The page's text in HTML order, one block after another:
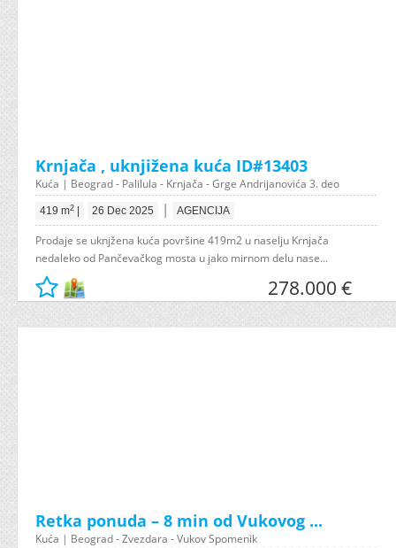
Krnjača , uknjižena kuća ID#13403
Kuća | Beograd - Palilula - Krnjača - Grge Andrijanovića 3. deo
419 m2 26 Dec 2025 | AGENCIJA
Prodaje se uknjžena kuća površine 419m2 u naselju Krnjača
nedaleko od Pančevačkog mosta u jako mirnom delu nase...
278.000 €
Retka ponuda – 8 min od Vukovog ...
Kuća | Beograd - Zvezdara - Vukov Spomenik